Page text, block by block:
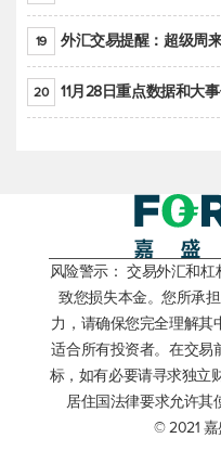
19 外汇交易提醒：超级周
20 11月28日重点数据和大
风险警示： 交易外汇和
致您损失本金。您所承
力，请确保您完全理解其
适合所有投资者。在交易
标，如有必要请寻求独立
居住国法律要求允许其
© 2021 嘉